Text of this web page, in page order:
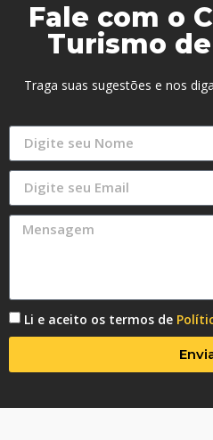
Fale com o
Turismo
Traga suas sugestões e nos
Li e aceito os termos de